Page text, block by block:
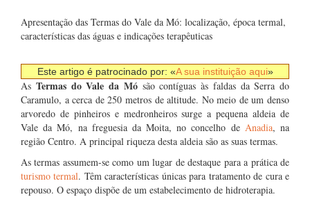
Apresentação das Termas do Vale da Mó: localização, época termal,
características das águas e indicações terapêuticas
Este artigo é patrocinado por: «A sua instituição aqui»
As Termas do Vale da Mósão contíguas às faldas da Serra do
Caramulo, a cerca de 250 metros de altitude. No meio de um denso
arvoredo de pinheiros e medronheiros surge a pequena aldeia de
Vale da Mó, na freguesia da Moita, no concelho de Anadia, na
região Centro. A principal riqueza desta aldeia são as suas termas.
As termas assumem-se como um lugar de destaque para a prática de
turismo termal. Têm características únicas para tratamento de cura e
repouso. O espaço dispõe de um estabelecimento de hidroterapia.